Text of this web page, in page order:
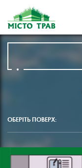
ОБЕРІТЬ ПОВЕРХ: